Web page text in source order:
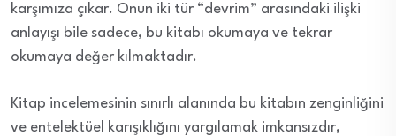
karşımıza çıkar. Onun iki tür “devrim” arasındaki ilişki
anlayışı bile sadece, bu kitabı okumaya ve tekrar
okumaya değer kılmaktadır.
Kitap incelemesinin sınırlı alanında bu kitabın zenginliğini
ve entelektüel karışıklığını yargılamak imkansızdır,